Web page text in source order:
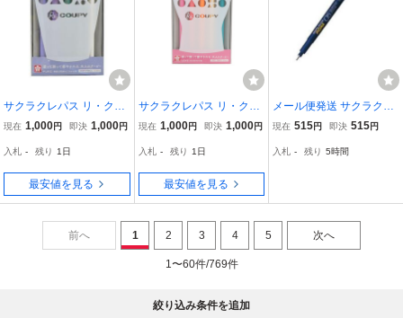
サクラクレパス リ・クー
ピー 5色セット ピュア P
る色 FY5RE-B
現在 1,000円 即決 1,000円
入札 - 残り 1日
最安値を見る
サクラクレパス リ・クー
ピー 5色セット ラブ LOV
-A
現在 1,000円 即決 1,000円
入札 - 残り 1日
最安値を見る
メール便発送 サクラクレ
パス ピグマ05 黒 ESDK0
現在 515円 即決 515円
入札 - 残り 5時間
前へ 1 2 3 4 5 次へ
1〜60件/769件
絞り込み条件を追加